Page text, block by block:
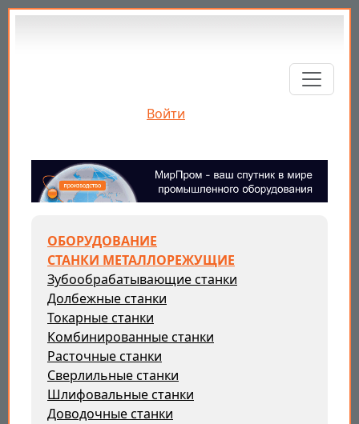
Перейти к основному содержанию
Войти
ОБОРУДОВАНИЕ
СТАНКИ МЕТАЛЛОРЕЖУЩИЕ
Зубообрабатывающие станки
Долбежные станки
Токарные станки
Комбинированные станки
Расточные станки
Сверлильные станки
Шлифовальные станки
Доводочные станки